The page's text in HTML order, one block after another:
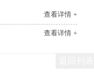
查看详情 +
查看详情 +